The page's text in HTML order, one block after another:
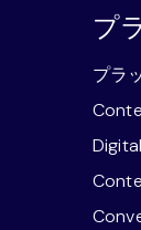
プ
プラ